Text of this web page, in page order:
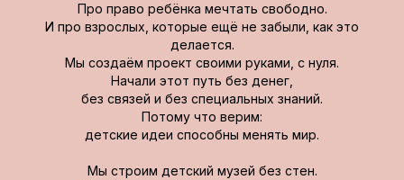
Про право ребёнка мечтать свободно.
И про взрослых, которые ещё не забыли, как это
делается.
Мы создаём проект своими руками, с нуля.
Начали этот путь без денег,
без связей и без специальных знаний.
Потому что верим:
детские идеи способны менять мир.
Мы строим детский музей без стен.